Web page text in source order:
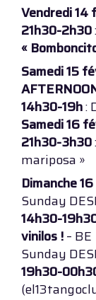
Vendredi 14
21h30-2h30
«
Samedi 15
14h30-19h:
Samedi 16
21h30-3h30
mariposa »
Dimanche
Sunday
14h30-
vinilos !– BE
Sunday
19h30-